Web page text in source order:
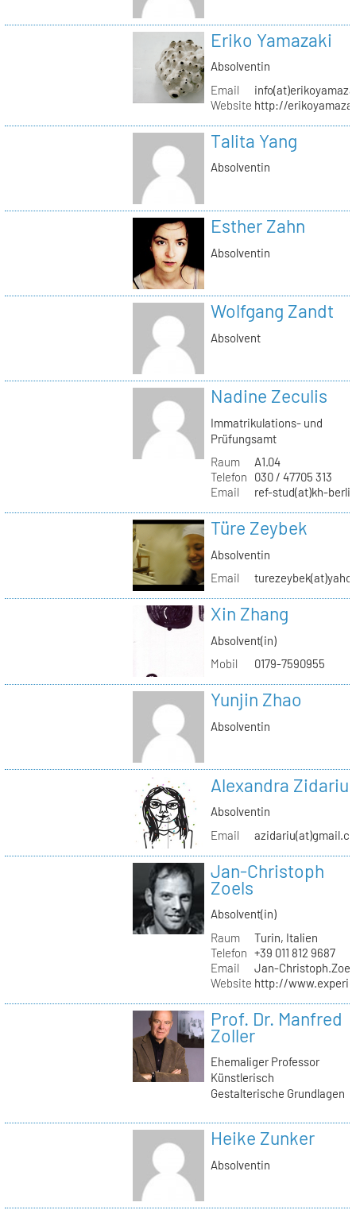
Eriko Yamazaki
Absolventin
Email
Website http://
Talita Yang
Absolventin
Esther Zahn
Absolventin
Wolfgang Zandt
Absolvent
Nadine Zeculis
Immatrikulations- und
Prüfungsamt
Raum
A1.04
Telefon
030 / 47705 313
Email
ref-stud(at)kh-
Türe Zeybek
Absolventin
Email
Xin Zhang
Absolvent(in)
Mobil
0179-7590955
Yunjin Zhao
Absolventin
Alexandra Zidariu
Absolventin
Email
Jan-Christoph
Zoels
Absolvent(in)
Raum
Turin, Italien
Telefon +39 011 812 9687
Email
Jan-
Website http://
Prof. Dr. Manfred
Zoller
Ehemaliger Professor
Künstlerisch
Gestalterische Grundlagen
Heike Zunker
Absolventin